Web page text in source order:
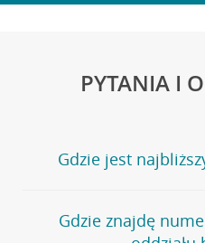
PYTANIA I
Gdzie jest
Jeśli szukasz oddziału
stronęPlacówki i bankomaty,
Gdzie znajdę